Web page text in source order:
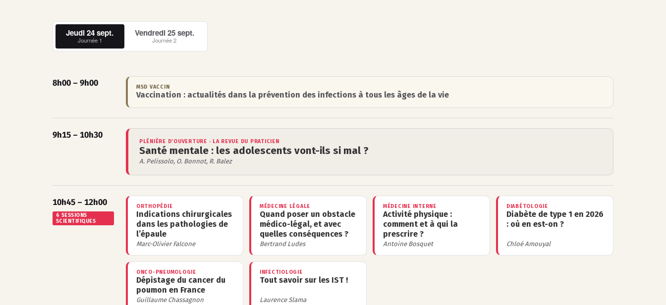
Jeudi 24 sept.
Journée 1
Vendredi 25 sept.
Journée 2
8h00 – 9h00 MSD VACCIN
Vaccination : actualités dans la prévention des infections à tous les âges de la vie
9h15 – 10h30
PLÉNIÈRE D'OUVERTURE · LA REVUE DU PRATICIEN
Santé mentale : les adolescents vont-ils si mal ?
A. Pelissolo, O. Bonnot, R. Balez
10h45 – 12h00
6 SESSIONS
SCIENTIFIQUES
ORTHOPÉDIE
Indications chirurgicales
dans les pathologies de
l’épaule
Marc-Olivier Falcone
MÉDECINE LÉGALE
Quand poser un obstacle
médico-légal, et avec
quelles conséquences ?
Bertrand Ludes
MÉDECINE INTERNE
Activité physique :
comment et à qui la
prescrire ?
Antoine Bosquet
DIABÉTOLOGIE
Diabète de type 1 en 2026
: où en est-on ?
Chloé Amouyal
ONCO-PNEUMOLOGIE
Dépistage du cancer du
poumon en France
Guillaume Chassagnon
INFECTIOLOGIE
Tout savoir sur les IST !
Laurence Slama